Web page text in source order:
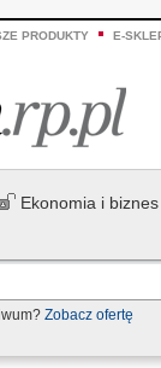
PRODUKTY E-
Ekonomia i biznes
Zobacz ofertę